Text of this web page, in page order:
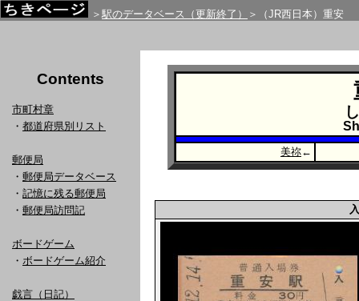
＞ 駅のデータベース（更新終了） ＞（JR西日本）重安
Contents
市町村章
・ 都道府県別リスト
郵便局
・ 郵便局データベース
・ 記憶に残る郵便局
・ 郵便局訪問記
ボードゲーム
・ ボードゲーム紹介
戯言（日記）
美祢←